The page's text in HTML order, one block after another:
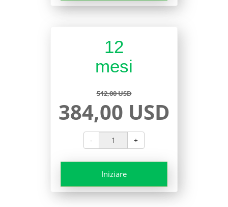
12
mesi
512,00 USD
384,00 USD
- +
Iniziare